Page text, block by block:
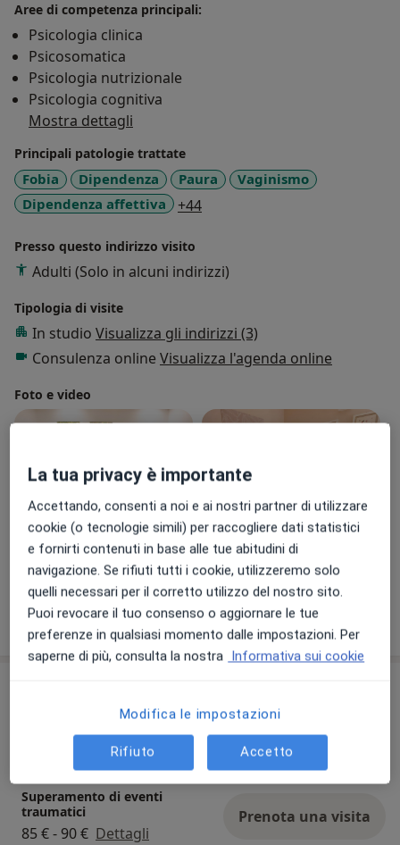
Offro servizi di valutazione, sostegno e intervento
riguardo problematiche inerenti:
ansia e attacchi di panico
depressione
disturbo ossessivo compulsivo
dipendenza affettiva
difficoltà relazionali e interpersonali
problematiche legate alla coppia
disturbi del comportamento alimentare
breve strategica, EMDR e Mindfulness.
Aree di competenza principali:
Psicologia clinica
Psicosomatica
Psicologia nutrizionale
Psicologia cognitiva
Mostra dettagli
Principali patologie trattate
Fobia Dipendenza Paura
Vaginismo
Dipendenza affettiva
+44a11y_sr_more_diseases
Presso questo indirizzo visito
Adulti (Solo in alcuni indirizzi)
Tipologia di visite
In studio Visualizza gli indirizzi (3)
Consulenza online Visualizza l'agenda online
Foto e video
Visualizza galleria (3)
Mostra dettagli
sull'esperienza
Colloquio psicologico
Dettagli Prenota una visita
Superamento di eventi
traumatici
85 € - 90 € Dettagli
Prenota una visita
La tua privacy è importante
Accettando, consenti a noi e ai nostri partner di utilizzare
cookie (o tecnologie simili) per raccogliere dati statistici
e fornirti contenuti in base alle tue abitudini di
navigazione. Se rifiuti tutti i cookie, utilizzeremo solo
quelli necessari per il corretto utilizzo del nostro sito.
Puoi revocare il tuo consenso o aggiornare le tue
preferenze in qualsiasi momento dalle impostazioni. Per
saperne di più, consulta la nostra Informativa sui cookie
Modifica le impostazioni
Rifiuto Accetto